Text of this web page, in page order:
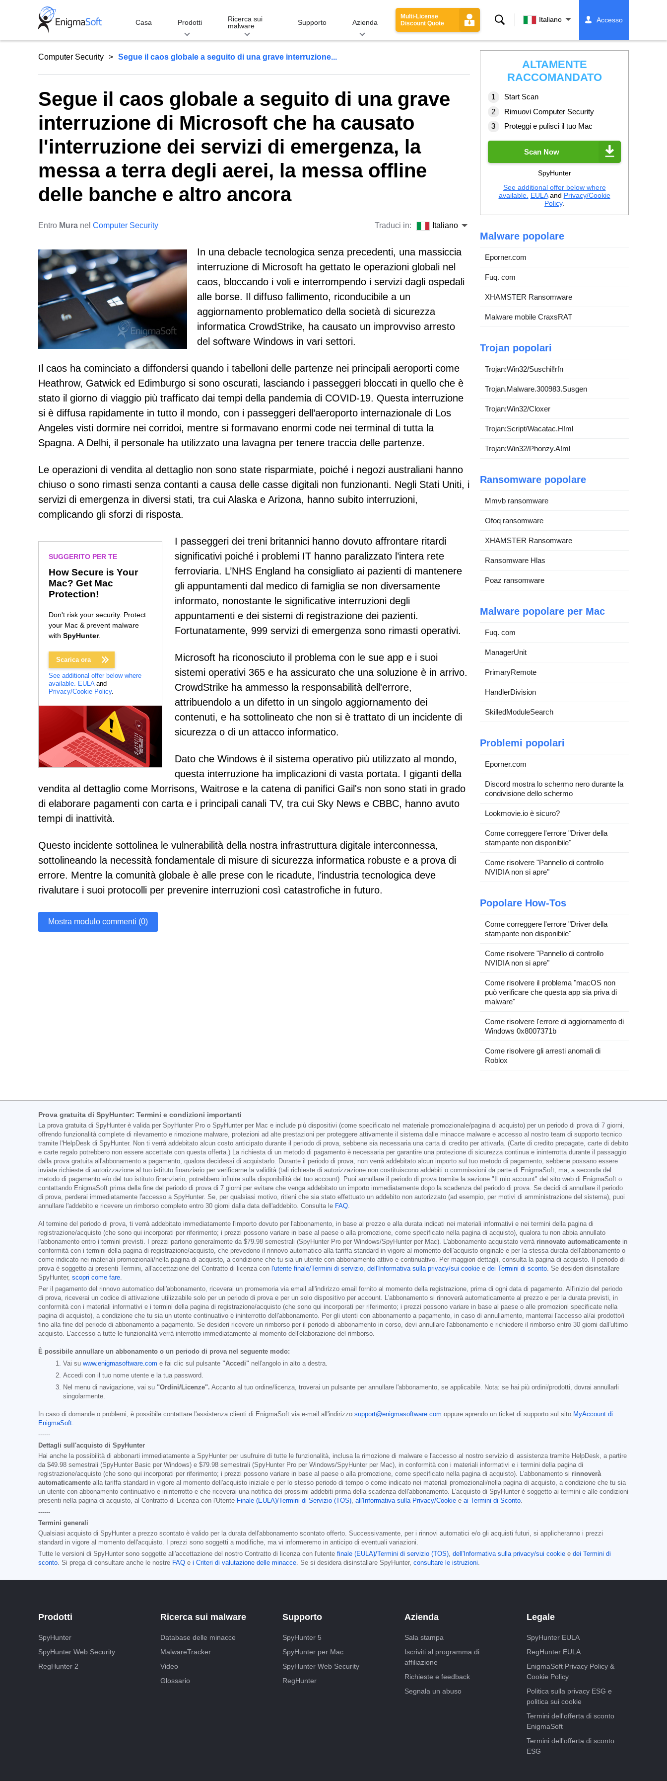
Casa Prodotti
Ricerca sui
malware
Supporto Azienda
Multi-License
Discount Quote
Ricerca Italiano Accesso
Computer Security Segue il caos globale a seguito di una grave interruzione...
Segue il caos globale a seguito di una grave
interruzione di Microsoft che ha causato
l'interruzione dei servizi di emergenza, la
messa a terra degli aerei, la messa offline
delle banche e altro ancora
Entro Mura nel Computer Security Traduci in: Italiano
In una debacle tecnologica senza precedenti, una massiccia
interruzione di Microsoft ha gettato le operazioni globali nel
caos, bloccando i voli e interrompendo i servizi dagli ospedali
alle borse. Il diffuso fallimento, riconducibile a un
aggiornamento problematico della società di sicurezza
informatica CrowdStrike, ha causato un improvviso arresto
del software Windows in vari settori.
Il caos ha cominciato a diffondersi quando i tabelloni delle partenze nei principali aeroporti come
Heathrow, Gatwick ed Edimburgo si sono oscurati, lasciando i passeggeri bloccati in quello che è
stato il giorno di viaggio più trafficato dai tempi della pandemia di COVID-19. Questa interruzione
si è diffusa rapidamente in tutto il mondo, con i passeggeri dell’aeroporto internazionale di Los
Angeles visti dormire nei corridoi, mentre si formavano enormi code nei terminal di tutta la
Spagna. A Delhi, il personale ha utilizzato una lavagna per tenere traccia delle partenze.
Le operazioni di vendita al dettaglio non sono state risparmiate, poiché i negozi australiani hanno
chiuso o sono rimasti senza contanti a causa delle casse digitali non funzionanti. Negli Stati Uniti, i
servizi di emergenza in diversi stati, tra cui Alaska e Arizona, hanno subito interruzioni,
complicando gli sforzi di risposta.
SUGGERITO PER TE
How Secure is Your
Mac? Get Mac
Protection!
Don't risk your security. Protect
your Mac & prevent malware
with SpyHunter.
Scarica ora
See additional offer below where
available. EULAand
Privacy/Cookie Policy.
I passeggeri dei treni britannici hanno dovuto affrontare ritardi
significativi poiché i problemi IT hanno paralizzato l’intera rete
ferroviaria. L’NHS England ha consigliato ai pazienti di mantenere
gli appuntamenti dal medico di famiglia se non diversamente
informato, nonostante le significative interruzioni degli
appuntamenti e dei sistemi di registrazione dei pazienti.
Fortunatamente, 999 servizi di emergenza sono rimasti operativi.
Microsoft ha riconosciuto il problema con le sue app e i suoi
sistemi operativi 365 e ha assicurato che una soluzione è in arrivo.
CrowdStrike ha ammesso la responsabilità dell'errore,
attribuendolo a un difetto in un singolo aggiornamento dei
contenuti, e ha sottolineato che non si è trattato di un incidente di
sicurezza o di un attacco informatico.
Dato che Windows è il sistema operativo più utilizzato al mondo,
questa interruzione ha implicazioni di vasta portata. I giganti della
vendita al dettaglio come Morrisons, Waitrose e la catena di panifici Gail's non sono stati in grado
di elaborare pagamenti con carta e i principali canali TV, tra cui Sky News e CBBC, hanno avuto
tempi di inattività.
Questo incidente sottolinea le vulnerabilità della nostra infrastruttura digitale interconnessa,
sottolineando la necessità fondamentale di misure di sicurezza informatica robuste e a prova di
errore. Mentre la comunità globale è alle prese con le ricadute, l’industria tecnologica deve
rivalutare i suoi protocolli per prevenire interruzioni così catastrofiche in futuro.
Mostra modulo commenti (0)
ALTAMENTE
RACCOMANDATO
Start Scan
Rimuovi Computer Security
Proteggi e pulisci il tuo Mac
Scan Now
SpyHunter
See additional offer below where
available. EULAand Privacy/Cookie
Policy.
Malware popolare
Eporner.com
Fuq. com
XHAMSTER Ransomware
Malware mobile CraxsRAT
Trojan popolari
Trojan:Win32/Suschil!rfn
Trojan.Malware.300983.Susgen
Trojan:Win32/Cloxer
Trojan:Script/Wacatac.H!ml
Trojan:Win32/Phonzy.A!ml
Ransomware popolare
Mmvb ransomware
Ofoq ransomware
XHAMSTER Ransomware
Ransomware Hlas
Poaz ransomware
Malware popolare per Mac
Fuq. com
ManagerUnit
PrimaryRemote
HandlerDivision
SkilledModuleSearch
Problemi popolari
Eporner.com
Discord mostra lo schermo nero durante la
condivisione dello schermo
Lookmovie.io è sicuro?
Come correggere l'errore "Driver della
stampante non disponibile"
Come risolvere "Pannello di controllo
NVIDIA non si apre"
Popolare How-Tos
Come correggere l'errore "Driver della
stampante non disponibile"
Come risolvere "Pannello di controllo
NVIDIA non si apre"
Come risolvere il problema "macOS non
può verificare che questa app sia priva di
malware"
Come risolvere l'errore di aggiornamento di
Windows 0x8007371b
Come risolvere gli arresti anomali di
Roblox
Prova gratuita di SpyHunter: Termini e condizioni importanti
La prova gratuita di SpyHunter è valida per SpyHunter Pro o SpyHunter per Mac e include più dispositivi (come specificato nel materiale promozionale/pagina di acquisto) per un periodo di prova di 7 giorni,
offrendo funzionalità complete di rilevamento e rimozione malware, protezioni ad alte prestazioni per proteggere attivamente il sistema dalle minacce malware e accesso al nostro team di supporto tecnico
tramite l'HelpDesk di SpyHunter. Non ti verrà addebitato alcun costo anticipato durante il periodo di prova, sebbene sia necessaria una carta di credito per attivarla. (Carte di credito prepagate, carte di debito
e carte regalo potrebbero non essere accettate con questa offerta.) La richiesta di un metodo di pagamento è necessaria per garantire una protezione di sicurezza continua e ininterrotta durante il passaggio
dalla prova gratuita all'abbonamento a pagamento, qualora decidessi di acquistarlo. Durante il periodo di prova, non verrà addebitato alcun importo sul tuo metodo di pagamento, sebbene possano essere
inviate richieste di autorizzazione al tuo istituto finanziario per verificarne la validità (tali richieste di autorizzazione non costituiscono addebiti o commissioni da parte di EnigmaSoft, ma, a seconda del
metodo di pagamento e/o del tuo istituto finanziario, potrebbero influire sulla disponibilità del tuo account). Puoi annullare il periodo di prova tramite la sezione "Il mio account" del sito web di EnigmaSoft o
contattando EnigmaSoft prima della fine del periodo di prova di 7 giorni per evitare che venga addebitato un importo immediatamente dopo la scadenza del periodo di prova. Se decidi di annullare il periodo
di prova, perderai immediatamente l'accesso a SpyHunter. Se, per qualsiasi motivo, ritieni che sia stato effettuato un addebito non autorizzato (ad esempio, per motivi di amministrazione del sistema), puoi
annullare l'addebito e ricevere un rimborso completo entro 30 giorni dalla data dell'addebito. Consulta le FAQ
Al termine del periodo di prova, ti verrà addebitato immediatamente l'importo dovuto per l'abbonamento, in base al prezzo e alla durata indicati nei materiali informativi e nei termini della pagina di
registrazione/acquisto (che sono qui incorporati per riferimento; i prezzi possono variare in base al paese o alla promozione, come specificato nella pagina di acquisto), qualora tu non abbia annullato
l'abbonamento entro i termini previsti. I prezzi partono generalmente da $79.98 semestrali (SpyHunter Pro per Windows/SpyHunter per Mac). L'abbonamento acquistato verrà rinnovato automaticamente in
conformità con i termini della pagina di registrazione/acquisto, che prevedono il rinnovo automatico alla tariffa standard in vigore al momento dell'acquisto originale e per la stessa durata dell'abbonamento o
come indicato nei materiali promozionali/nella pagina di acquisto, a condizione che tu sia un utente con abbonamento attivo e continuativo. Per maggiori dettagli, consulta la pagina di acquisto. Il periodo di
prova è soggetto ai presenti Termini, all'accettazione del Contratto di licenza con l'utente finale/Termini di servizio dell'Informativa sulla privacy/sui cookie e dei Termini di sconto . Se desideri disinstallare
SpyHunter, scopri come fare
Per il pagamento del rinnovo automatico dell'abbonamento, riceverai un promemoria via email all'indirizzo email fornito al momento della registrazione, prima di ogni data di pagamento. All'inizio del periodo
di prova, riceverai un codice di attivazione utilizzabile solo per un periodo di prova e per un solo dispositivo per account. L'abbonamento si rinnoverà automaticamente al prezzo e per la durata previsti, in
conformità con i materiali informativi e i termini della pagina di registrazione/acquisto (che sono qui incorporati per riferimento; i prezzi possono variare in base al paese o alle promozioni specificate nella
pagina di acquisto), a condizione che tu sia un utente continuativo e ininterrotto dell'abbonamento. Per gli utenti con abbonamento a pagamento, in caso di annullamento, manterrai l'accesso al/ai prodotto/i
fino alla fine del periodo di abbonamento a pagamento. Se desideri ricevere un rimborso per il periodo di abbonamento in corso, devi annullare l'abbonamento e richiedere il rimborso entro 30 giorni dall'ultimo
acquisto. L'accesso a tutte le funzionalità verrà interrotto immediatamente al momento dell'elaborazione del rimborso.
È possibile annullare un abbonamento o un periodo di prova nel seguente modo:
Vai su www.enigmasoftware.com e fai clic sul pulsante "Accedi" nell'angolo in alto a destra.
Accedi con il tuo nome utente e la tua password.
Nel menu di navigazione, vai su "Ordini/Licenze". Accanto al tuo ordine/licenza, troverai un pulsante per annullare l'abbonamento, se applicabile. Nota: se hai più ordini/prodotti, dovrai annullarli
singolarmente.
In caso di domande o problemi, è possibile contattare l'assistenza clienti di EnigmaSoft via e-mail all'indirizzo support@enigmasoftware.com oppure aprendo un ticket di supporto sul sito MyAccount di
EnigmaSoft.
------
Dettagli sull'acquisto di SpyHunter
Hai anche la possibilità di abbonarti immediatamente a SpyHunter per usufruire di tutte le funzionalità, inclusa la rimozione di malware e l'accesso al nostro servizio di assistenza tramite HelpDesk, a partire
da $49.98 semestrali (SpyHunter Basic per Windows) e $79.98 semestrali (SpyHunter Pro per Windows/SpyHunter per Mac), in conformità con i materiali informativi e i termini della pagina di
registrazione/acquisto (che sono qui incorporati per riferimento; i prezzi possono variare in base al paese o alla promozione, come specificato nella pagina di acquisto). L'abbonamento si rinnoverà
automaticamente alla tariffa standard in vigore al momento dell'acquisto iniziale e per lo stesso periodo di tempo o come indicato nei materiali promozionali/nella pagina di acquisto, a condizione che tu sia
un utente con abbonamento continuativo e ininterrotto e che riceverai una notifica dei prossimi addebiti prima della scadenza dell'abbonamento. L'acquisto di SpyHunter è soggetto ai termini e alle condizioni
presenti nella pagina di acquisto, al Contratto di Licenza con l'Utente Finale (EULA)/Termini di Servizio (TOS), all'Informativa sulla Privacy/Cookie e ai Termini di Sconto.
------
Termini generali
Qualsiasi acquisto di SpyHunter a prezzo scontato è valido per la durata dell'abbonamento scontato offerto. Successivamente, per i rinnovi automatici e/o gli acquisti futuri, si applicheranno i prezzi
standard in vigore al momento dell'acquisto. I prezzi sono soggetti a modifiche, ma vi informeremo in anticipo di eventuali variazioni.
Tutte le versioni di SpyHunter sono soggette all'accettazione del nostro Contratto di licenza con l'utente finale (EULA)/Termini di servizio (TOS), dell'Informativa sulla privacy/sui cookie e dei Termini di
sconto. Si prega di consultare anche le nostre FAQ e i Criteri di valutazione delle minacce. Se si desidera disinstallare SpyHunter, consultare le istruzioni.
Prodotti
SpyHunter
SpyHunter Web Security
RegHunter 2
Ricerca sui malware
Database delle minacce
MalwareTracker
Video
Glossario
Supporto
SpyHunter 5
SpyHunter per Mac
SpyHunter Web Security
RegHunter
Azienda
Sala stampa
Iscriviti al programma di
affiliazione
Richieste e feedback
Segnala un abuso
Legale
SpyHunter EULA
RegHunter EULA
EnigmaSoft Privacy Policy &
Cookie Policy
Politica sulla privacy ESG e
politica sui cookie
Termini dell'offerta di sconto
EnigmaSoft
Termini dell'offerta di sconto
ESG